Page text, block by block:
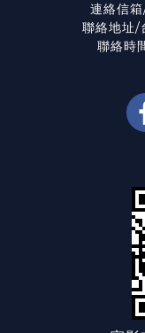
連絡信
聯絡地址/
聯絡時